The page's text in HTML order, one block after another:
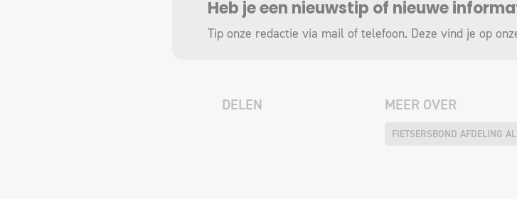
Heb je een nieuwstip of nieuwe
Tip onze redactie via mail of telefoon. Deze vind je op
DELEN MEER OVER
FIETSERSBOND AFDELING